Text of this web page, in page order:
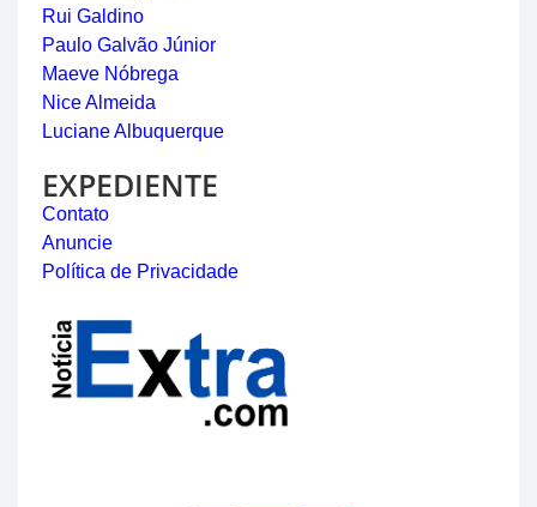
Rui Galdino
Paulo Galvão Júnior
Maeve Nóbrega
Nice Almeida
Luciane Albuquerque
EXPEDIENTE
Contato
Anuncie
Política de Privacidade